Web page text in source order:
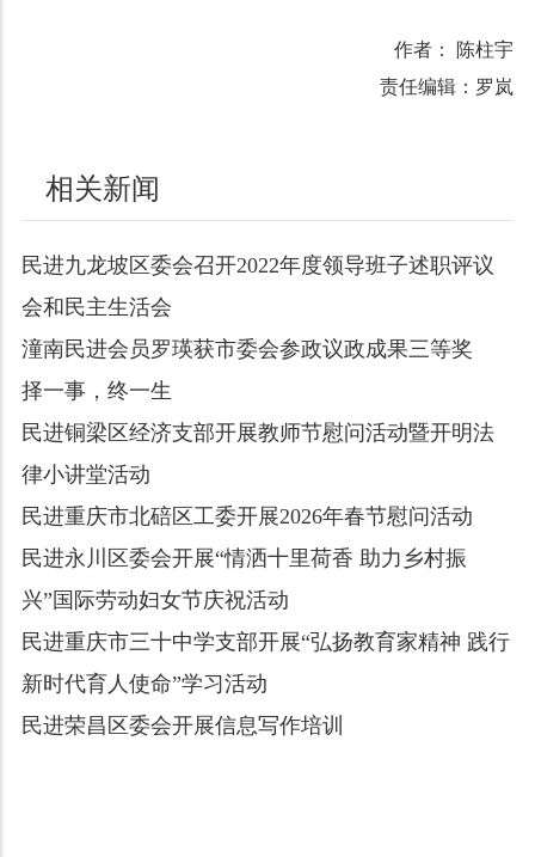
作者： 陈柱宇
责任编辑：罗岚
相关新闻
民进九龙坡区委会召开2022年度领导班子述职评议
会和民主生活会
潼南民进会员罗瑛获市委会参政议政成果三等奖
择一事，终一生
民进铜梁区经济支部开展教师节慰问活动暨开明法
律小讲堂活动
民进重庆市北碚区工委开展2026年春节慰问活动
民进永川区委会开展“情洒十里荷香 助力乡村振
兴”国际劳动妇女节庆祝活动
民进重庆市三十中学支部开展“弘扬教育家精神 践行
新时代育人使命”学习活动
民进荣昌区委会开展信息写作培训